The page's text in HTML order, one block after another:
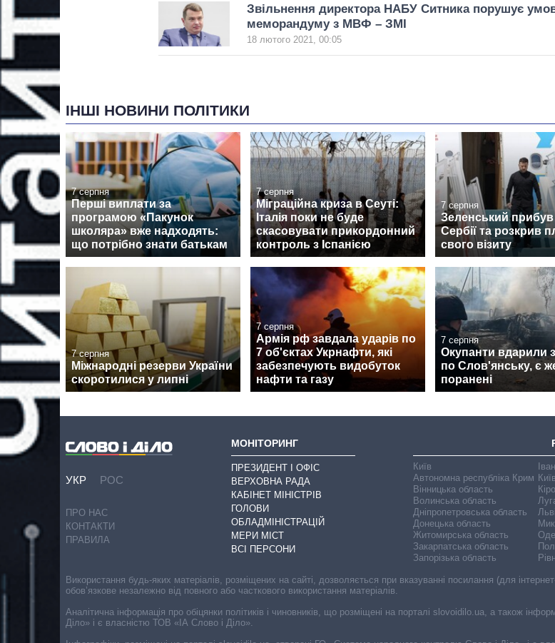
Звільнення директора НАБУ Ситника порушує
меморандуму з МВФ – ЗМІ
18 лютого 2021, 00:05
ІНШІ НОВИНИ ПОЛІТИКИ
7 серпня
Перші виплати за
програмою «Пакунок
школяра» вже надходять:
що потрібно знати батькам
7 серпня
Міграційна криза в Сеуті:
Італія поки не буде
скасовувати прикордонний
контроль з Іспанією
7 серпня
Зеленський
Сербії та розкрив
свого візиту
7 серпня
Міжнародні резерви України
скоротилися у липні
7 серпня
Армія рф завдала ударів по
7 об'єктах Укрнафти, які
забезпечують видобуток
нафти та газу
7 серпня
Окупанти вдарили
по Слов'янську, є
поранені
УКР РОС
ПРО НАС
КОНТАКТИ
ПРАВИЛА
МОНІТОРИНГ
ПРЕЗИДЕНТ І ОФІС
ВЕРХОВНА РАДА
КАБІНЕТ МІНІСТРІВ
ГОЛОВИ
ОБЛАДМІНІСТРАЦІЙ
МЕРИ МІСТ
ВСІ ПЕРСОНИ
Київ
Автономна республіка Крим
Вінницька область
Волинська область
Дніпропетровська область
Донецька область
Житомирська область
Закарпатська область
Запорізька область
Використання будь-яких матеріалів, розміщених на сайті, дозволяється при вказуванні посилання (для
обов’язкове незалежно від повного або часткового використання матеріалів.
Аналітична інформація про обіцянки політиків і чиновників, що розміщені на порталі slovoidilo.ua, а також
Діло» і є власністю ТОВ «ІА Слово і Діло».